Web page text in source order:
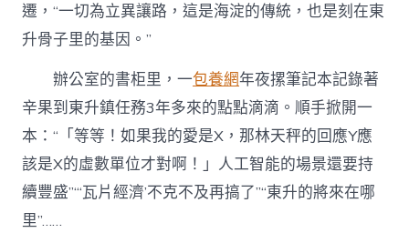
遷，“一切為立異讓路，這是海淀的傳統，也是刻在東
升骨子里的基因。”
辦公室的書柜里，一包養網年夜摞筆記本記錄著
辛果到東升鎮任務3年多來的點點滴滴。順手掀開一
本：“「等等！如果我的愛是X，那林天秤的回應Y應
該是X的虛數單位才對啊！」人工智能的場景還要持
續豐盛”“‘瓦片經濟’不克不及再搞了”“東升的將來在哪
里”……